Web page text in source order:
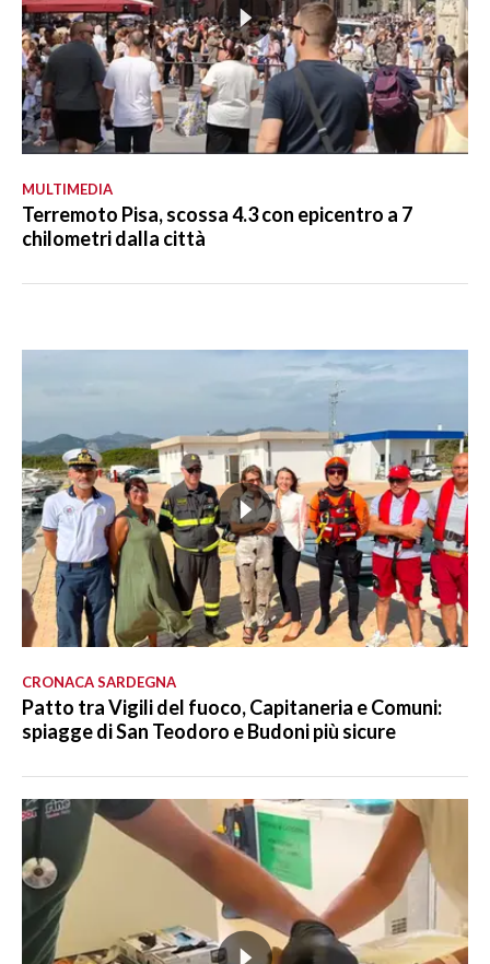
MULTIMEDIA
Terremoto Pisa, scossa 4.3 con epicentro a 7
chilometri dalla città
CRONACA SARDEGNA
Patto tra Vigili del fuoco, Capitaneria e Comuni:
spiagge di San Teodoro e Budoni più sicure